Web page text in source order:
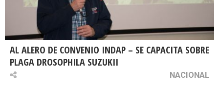
AL ALERO DE CONVENIO INDAP – SE CAPACITA SOBRE
PLAGA DROSOPHILA SUZUKII
NACIONAL